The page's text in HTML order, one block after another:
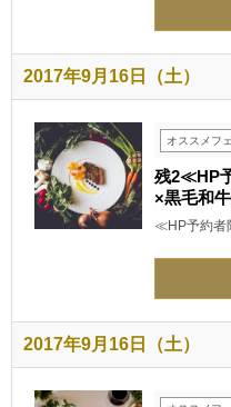
2017年9月16日（土）
オススメフ
残2≪HP
×黒毛和
≪HP予約者
2017年9月16日（土）